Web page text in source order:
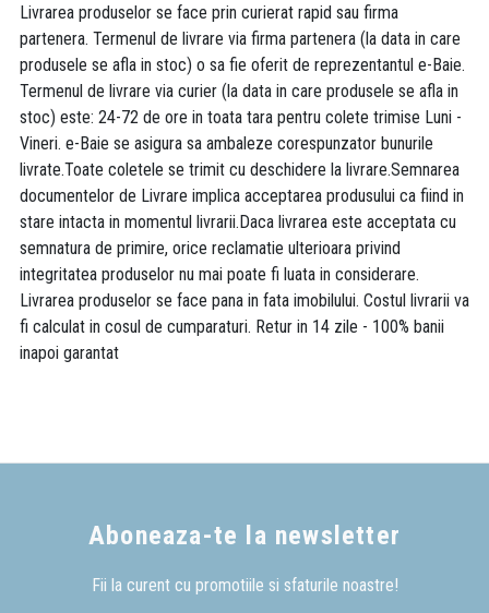
Livrarea produselor se face prin curierat rapid sau firma
partenera. Termenul de livrare via firma partenera (la data in care
produsele se afla in stoc) o sa fie oferit de reprezentantul e-Baie.
Termenul de livrare via curier (la data in care produsele se afla in
stoc) este: 24-72 de ore in toata tara pentru colete trimise Luni -
Vineri. e-Baie se asigura sa ambaleze corespunzator bunurile
livrate.Toate coletele se trimit cu deschidere la livrare.Semnarea
documentelor de Livrare implica acceptarea produsului ca fiind in
stare intacta in momentul livrarii.Daca livrarea este acceptata cu
semnatura de primire, orice reclamatie ulterioara privind
integritatea produselor nu mai poate fi luata in considerare.
Livrarea produselor se face pana in fata imobilului. Costul livrarii va
fi calculat in cosul de cumparaturi. Retur in 14 zile - 100% banii
inapoi garantat
Aboneaza-te la newsletter
Fii la curent cu promotiile si sfaturile noastre!